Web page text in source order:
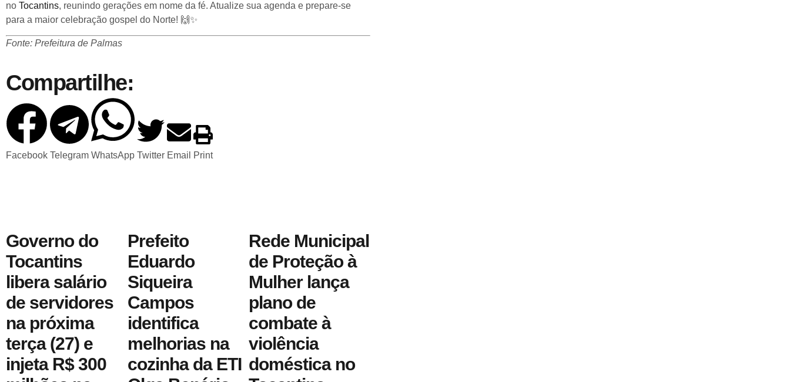
no Tocantins, reunindo gerações em nome da fé. Atualize sua agenda e prepare-se
para a maior celebração gospel do Norte! 🙌✨
Fonte: Prefeitura de Palmas
Compartilhe:
Facebook Telegram WhatsApp Twitter Email Print
Governo do
Tocantins
libera salário
de servidores
na próxima
terça (27) e
injeta R$ 300
Prefeito
Eduardo
Siqueira
Campos
identifica
melhorias na
cozinha da ETI
Rede Municipal
de Proteção à
Mulher lança
plano de
combate à
violência
doméstica no